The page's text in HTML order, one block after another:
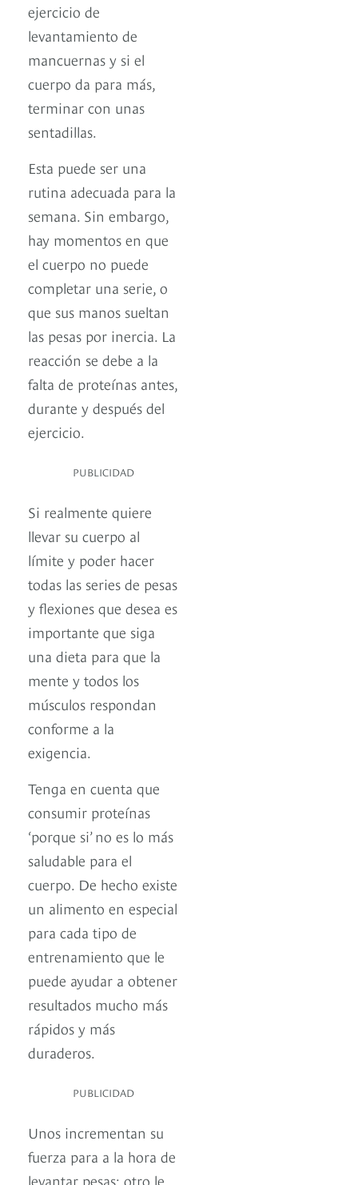
ejercicio de
levantamiento de
mancuernas y si el
cuerpo da para más,
terminar con unas
sentadillas.
Esta puede ser una
rutina adecuada para la
semana. Sin embargo,
hay momentos en que
el cuerpo no puede
completar una serie, o
que sus manos sueltan
las pesas por inercia. La
reacción se debe a la
falta de proteínas antes,
durante y después del
ejercicio.
PUBLICIDAD
Si realmente quiere
llevar su cuerpo al
límite y poder hacer
todas las series de pesas
y flexiones que desea es
importante que siga
una dieta para que la
mente y todos los
músculos respondan
conforme a la
exigencia.
Tenga en cuenta que
consumir proteínas
‘porque si’ no es lo más
saludable para el
cuerpo. De hecho existe
un alimento en especial
para cada tipo de
entrenamiento que le
puede ayudar a obtener
resultados mucho más
rápidos y más
duraderos.
PUBLICIDAD
Unos incrementan su
fuerza para a la hora de
levantar pesas; otro le